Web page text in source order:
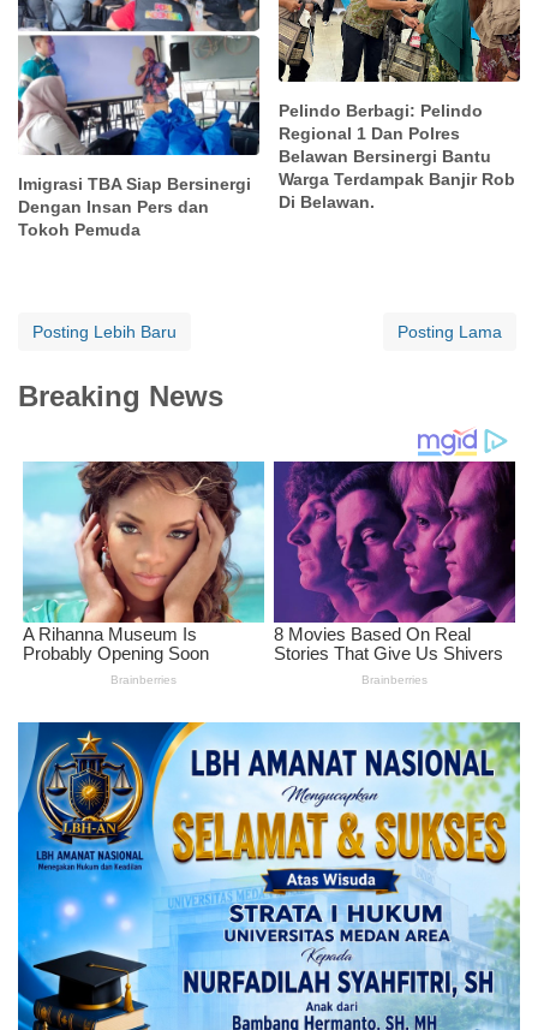
Imigrasi TBA Siap Bersinergi
Dengan Insan Pers dan
Tokoh Pemuda
Pelindo Berbagi: Pelindo
Regional 1 Dan Polres
Belawan Bersinergi Bantu
Warga Terdampak Banjir Rob
Di Belawan.
Posting Lebih Baru Posting Lama
Breaking News